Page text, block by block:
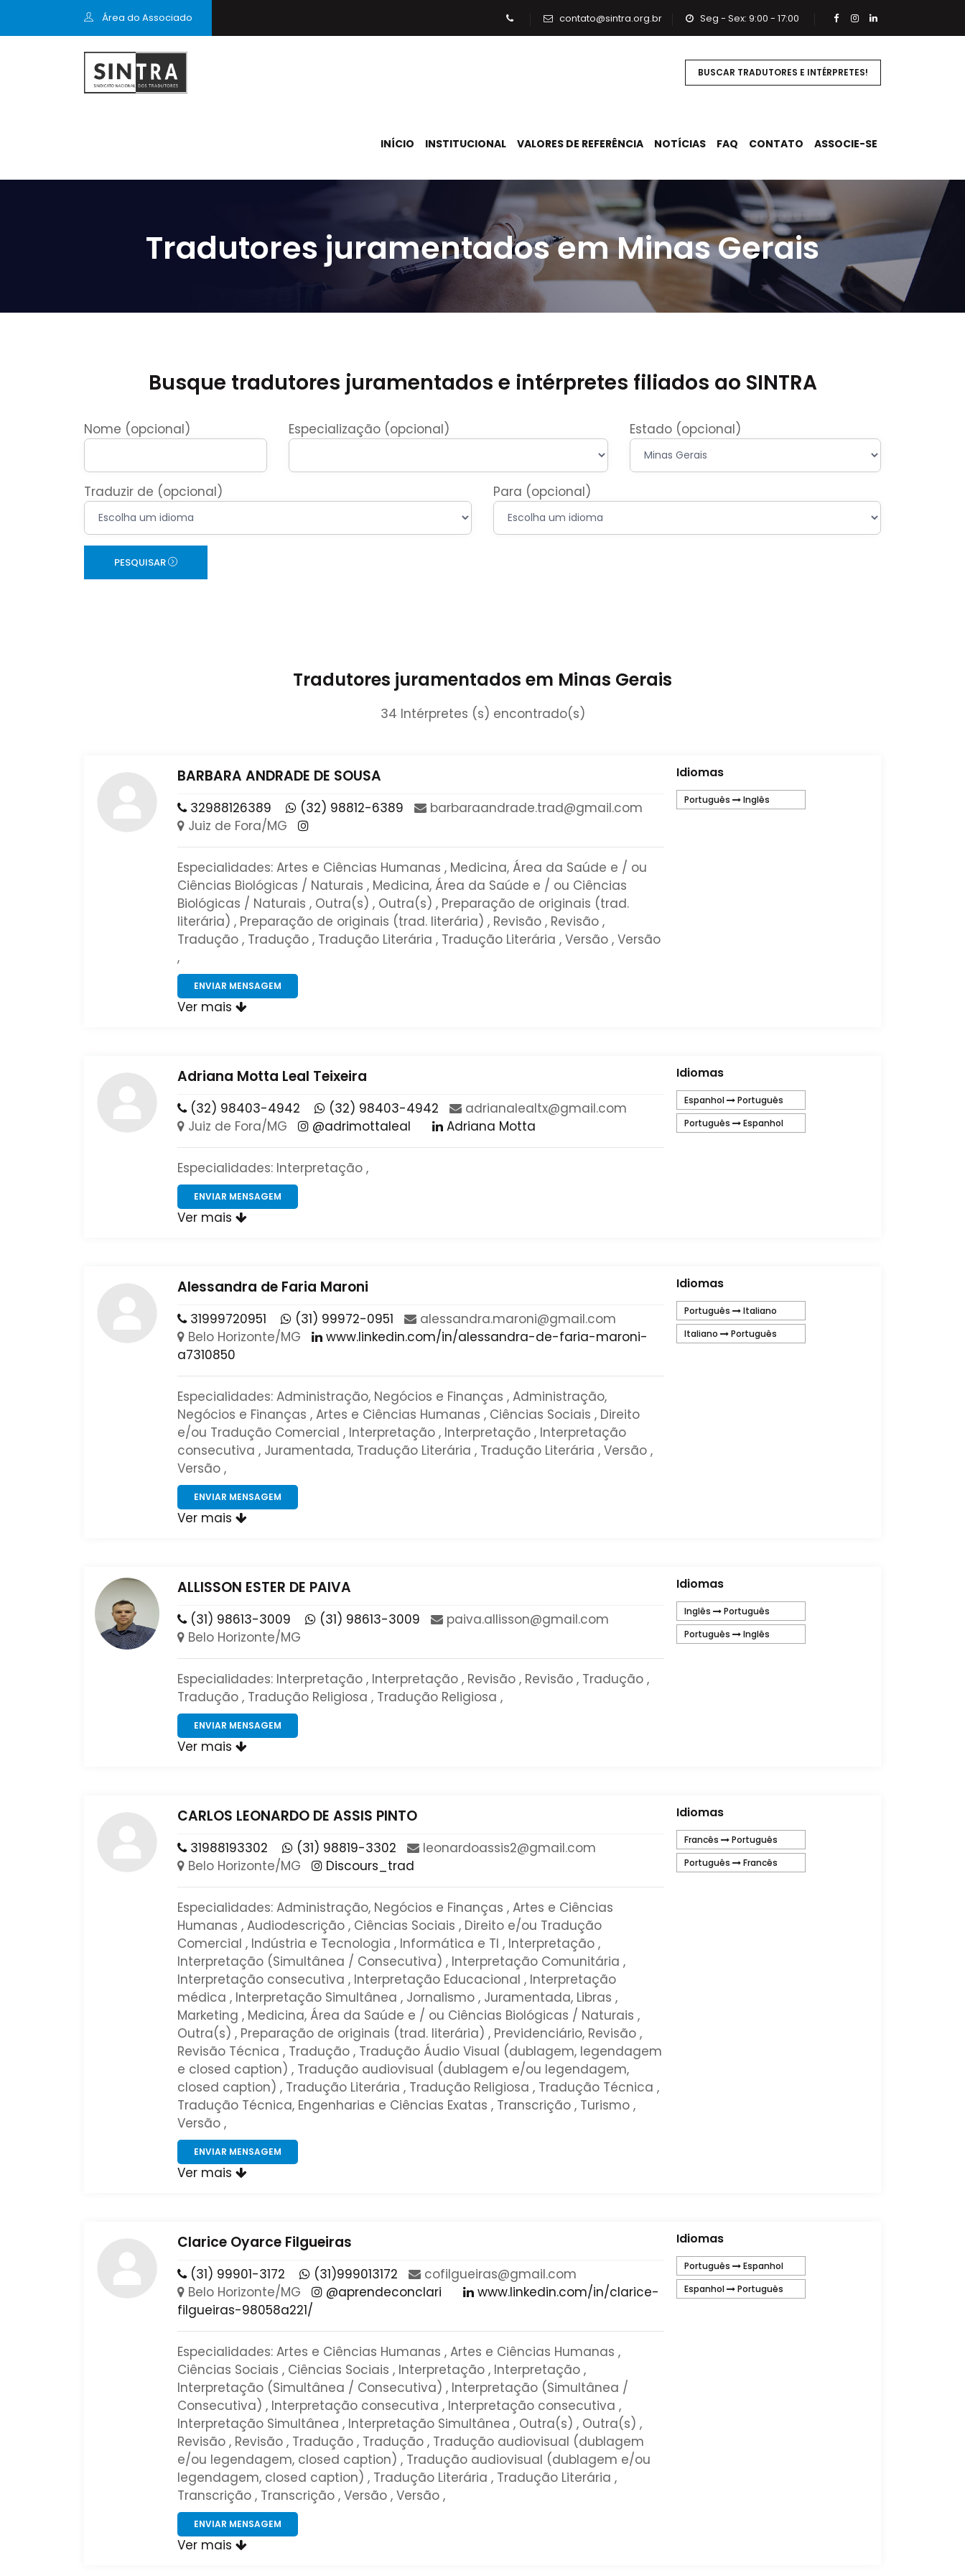
Área do Associado contato@sintra.org.br Seg - Sex: 9:00 - 17:00
BUSCAR TRADUTORES E INTÉRPRETES!
INÍCIO INSTITUCIONAL VALORES DE REFERÊNCIA NOTÍCIAS FAQ CONTATO ASSOCIE-SE
Tradutores juramentados em Minas Gerais
Busque tradutores juramentados e intérpretes filiados ao SINTRA
Nome (opcional) Especialização (opcional) Estado (opcional)
Traduzir de (opcional) Para (opcional)
PESQUISAR
Tradutores juramentados em Minas Gerais
34 Intérpretes (s) encontrado(s)
BARBARA ANDRADE DE SOUSA
32988126389 (32) 98812-6389
​barbaraandrade​.​trad​@​gmail​.​com​
Juiz de Fora/MG
Especialidades: Artes e Ciências Humanas , Medicina, Área da Saúde e / ou
Ciências Biológicas / Naturais , Medicina, Área da Saúde e / ou Ciências
Biológicas / Naturais , Outra(s) , Outra(s) , Preparação de originais (trad.
literária) , Preparação de originais (trad. literária) , Revisão , Revisão ,
Tradução , Tradução , Tradução Literária , Tradução Literária , Versão , Versão
,
ENVIAR MENSAGEM
Ver mais
Idiomas
Português Inglês
Adriana Motta Leal Teixeira
(32) 98403-4942 (32) 98403-4942
​adrianalealtx​@​gmail​.​com​
Juiz de Fora/MG
@adrimottaleal Adriana Motta
Especialidades: Interpretação ,
ENVIAR MENSAGEM
Ver mais
Idiomas
Espanhol
Português
Português
Espanhol
Alessandra de Faria Maroni
31999720951 (31) 99972-0951
​alessandra​.​maroni​@​gmail​.​com​
Belo Horizonte/MG
www.linkedin.com/in/alessandra-de-faria-maroni-
a7310850
Especialidades: Administração, Negócios e Finanças , Administração,
Negócios e Finanças , Artes e Ciências Humanas , Ciências Sociais , Direito
e/ou Tradução Comercial , Interpretação , Interpretação , Interpretação
consecutiva , Juramentada, Tradução Literária , Tradução Literária , Versão ,
Versão ,
ENVIAR MENSAGEM
Ver mais
Idiomas
Português
Italiano
Italiano
Português
ALLISSON ESTER DE PAIVA
(31) 98613-3009 (31) 98613-3009
​paiva​.​allisson​@​gmail​.​com​
Belo Horizonte/MG
Especialidades: Interpretação , Interpretação , Revisão , Revisão , Tradução ,
Tradução , Tradução Religiosa , Tradução Religiosa ,
ENVIAR MENSAGEM
Ver mais
Idiomas
Inglês
Português
Português
Inglês
CARLOS LEONARDO DE ASSIS PINTO
31988193302 (31) 98819-3302
​leonardoassis2​@​gmail​.​com​
Belo Horizonte/MG
Discours_trad
Especialidades: Administração, Negócios e Finanças , Artes e Ciências
Humanas , Audiodescrição , Ciências Sociais , Direito e/ou Tradução
Comercial , Indústria e Tecnologia , Informática e TI , Interpretação ,
Interpretação (Simultânea / Consecutiva) , Interpretação Comunitária ,
Interpretação consecutiva , Interpretação Educacional , Interpretação
médica , Interpretação Simultânea , Jornalismo , Juramentada, Libras ,
Marketing , Medicina, Área da Saúde e / ou Ciências Biológicas / Naturais ,
Outra(s) , Preparação de originais (trad. literária) , Previdenciário, Revisão ,
Revisão Técnica , Tradução , Tradução Áudio Visual (dublagem, legendagem
e closed caption) , Tradução audiovisual (dublagem e/ou legendagem,
closed caption) , Tradução Literária , Tradução Religiosa , Tradução Técnica ,
Tradução Técnica, Engenharias e Ciências Exatas , Transcrição , Turismo ,
Versão ,
ENVIAR MENSAGEM
Ver mais
Idiomas
Francês
Português
Português
Francês
Clarice Oyarce Filgueiras
(31) 99901-3172 (31)999013172
​cofilgueiras​@​gmail​.​com​
Belo Horizonte/MG
@aprendeconclari
www.linkedin.com/in/clarice-
filgueiras-98058a221/
Especialidades: Artes e Ciências Humanas , Artes e Ciências Humanas ,
Ciências Sociais , Ciências Sociais , Interpretação , Interpretação ,
Interpretação (Simultânea / Consecutiva) , Interpretação (Simultânea /
Consecutiva) , Interpretação consecutiva , Interpretação consecutiva ,
Interpretação Simultânea , Interpretação Simultânea , Outra(s) , Outra(s) ,
Revisão , Revisão , Tradução , Tradução , Tradução audiovisual (dublagem
e/ou legendagem, closed caption) , Tradução audiovisual (dublagem e/ou
legendagem, closed caption) , Tradução Literária , Tradução Literária ,
Transcrição , Transcrição , Versão , Versão ,
ENVIAR MENSAGEM
Ver mais
Idiomas
Português
Espanhol
Espanhol
Português